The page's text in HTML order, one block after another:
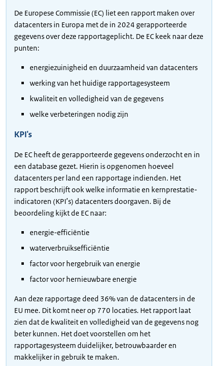
De Europese Commissie (EC) liet een rapport maken over
datacenters in Europa met de in 2024 gerapporteerde
gegevens over deze rapportageplicht. De EC keek naar deze
punten:
energiezuinigheid en duurzaamheid van datacenters
werking van het huidige rapportagesysteem
kwaliteit en volledigheid van de gegevens
welke verbeteringen nodig zijn
KPI's
De EC heeft de gerapporteerde gegevens onderzocht en in
een database gezet. Hierin is opgenomen hoeveel
datacenters per land een rapportage indienden. Het
rapport beschrijft ook welke informatie en kernprestatie-
indicatoren (KPI’s) datacenters doorgaven. Bij de
beoordeling kijkt de EC naar:
energie-efficiëntie
waterverbruiksefficiëntie
factor voor hergebruik van energie
factor voor hernieuwbare energie
Aan deze rapportage deed 36% van de datacenters in de
EU mee. Dit komt neer op 770 locaties. Het rapport laat
zien dat de kwaliteit en volledigheid van de gegevens nog
beter kunnen. Het doet voorstellen om het
rapportagesysteem duidelijker, betrouwbaarder en
makkelijker in gebruik te maken.